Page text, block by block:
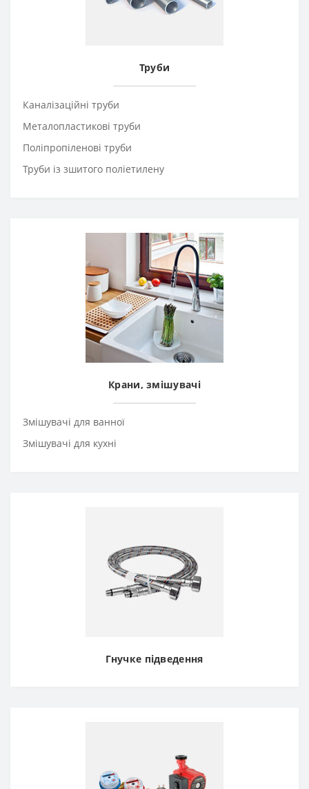
Труби
Каналізаційні труби
Металопластикові труби
Поліпропіленові труби
Труби із зшитого поліетилену
Крани, змішувачі
Змішувачі для ванної
Змішувачі для кухні
Гнучке підведення